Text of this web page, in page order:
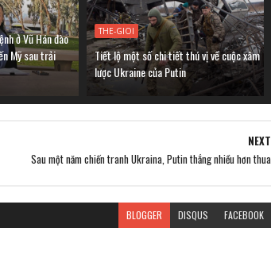
ở Vũ Hán đào
Mỹ sau trải
THE-GIOI
Tiết lộ một số chi tiết thú vị về cuộc xâm
lược Ukraine của Putin
NEXT
Sau một năm chiến tranh Ukraina, Putin thắng nhiều hơn thua
BLOGGER DISQUS FACEBOOK